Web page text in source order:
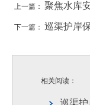
上一篇： 聚焦水库
下一篇： 巡渠护岸
相关阅读：
巡渠